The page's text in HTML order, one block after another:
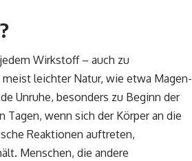
Wirkstoff – auch zu
leichter Natur, wie etwa Magen-
Unruhe, besonders zu Beginn der
wenn sich der Körper an die
Reaktionen auftreten,
Menschen, die andere